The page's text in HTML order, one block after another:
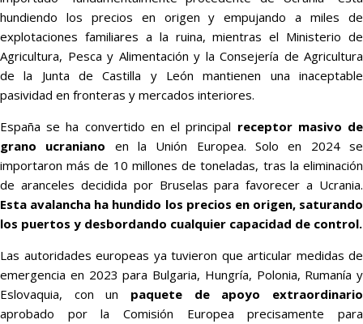
hundiendo los precios en origen y empujando a miles de
explotaciones familiares a la ruina, mientras el Ministerio de
Agricultura, Pesca y Alimentación y la Consejería de Agricultura
de la Junta de Castilla y León mantienen una inaceptable
pasividad en fronteras y mercados interiores.
España se ha convertido en el principal receptor masivo de
grano ucraniano en la Unión Europea. Solo en 2024 se
importaron más de 10 millones de toneladas, tras la eliminación
de aranceles decidida por Bruselas para favorecer a Ucrania.
Esta avalancha ha hundido los precios en origen, saturando
los puertos y desbordando cualquier capacidad de control.
Las autoridades europeas ya tuvieron que articular medidas de
emergencia en 2023 para Bulgaria, Hungría, Polonia, Rumanía y
Eslovaquia, con un paquete de apoyo extraordinario
aprobado por la Comisión Europea precisamente para